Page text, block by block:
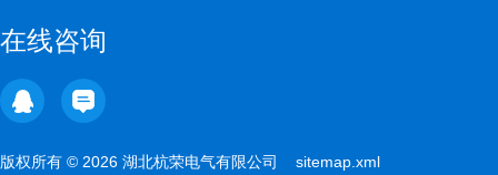
在线咨询
版权所有 © 2026 湖北杭荣电气有限公司 sitemap.xml